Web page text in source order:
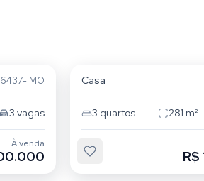
IMO
3 vagas
À venda
Casa
3 quartos 281 m²
R$